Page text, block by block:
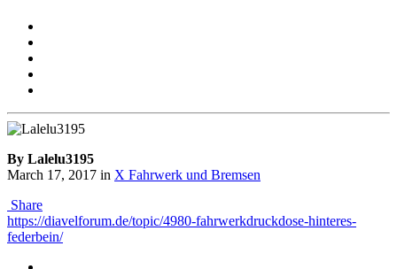
By Lalelu3195
March 17, 2017 in X Fahrwerk und Bremsen
Share
https://diavelforum.de/topic/4980-fahrwerkdruckdose-hinteres-
federbein/